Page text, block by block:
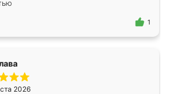
Владислав
моему эскизу самый
1
2026